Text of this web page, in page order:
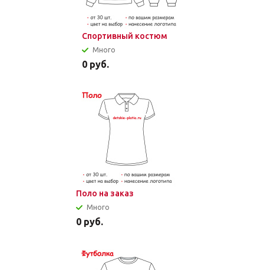
Спортивный костюм
Много
0 руб.
Поло на заказ
Много
0 руб.